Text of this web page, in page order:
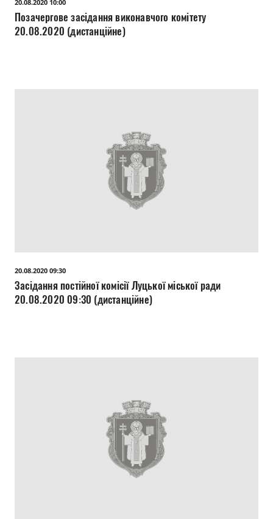
20.08.2020 10:00
Позачергове засідання виконавчого комітету
20.08.2020 (дистанційне)
20.08.2020 09:30
Засідання постійної комісії Луцької міської ради
20.08.2020 09:30 (дистанційне)